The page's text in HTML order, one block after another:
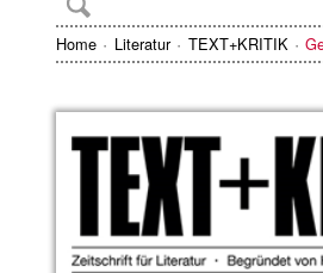
Home Literatur TEXT+KRITIK